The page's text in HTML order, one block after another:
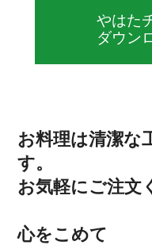
やはた
ダウン
お料理は清潔な
す。
お気軽にご注文
心をこめて